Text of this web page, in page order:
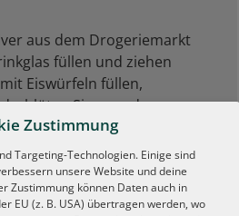
aus dem Drogeriemarkt
füllen und ziehen
Eiswürfeln füllen,
Sirup und
Kräftig schütteln und
Die Sojalecithin
Küchenmixer aufschäumen
einem Löffel auf die
Zustimmung
Targeting-Technologien. Einige sind
unsere Website und deine
Zustimmung können Daten auch in
EU (z. B. USA) übertragen werden, wo